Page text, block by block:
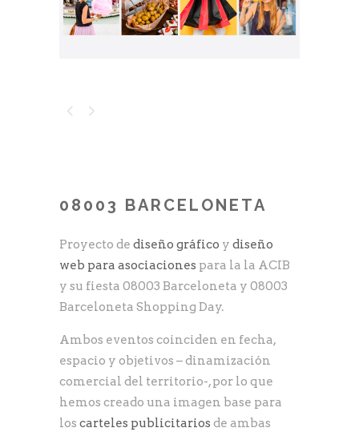
08003 BARCELONETA
Proyecto de diseño gráfico y diseño
web para asociaciones para la la ACIB
y su fiesta 08003 Barceloneta y 08003
Barceloneta Shopping Day.
Ambos eventos coinciden en fecha,
espacio y objetivos – dinamización
comercial del territorio-, por lo que
hemos creado una imagen base para
los carteles publicitarios de ambas